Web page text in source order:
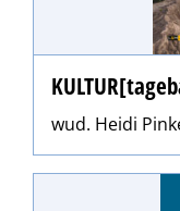
wud. Heidi